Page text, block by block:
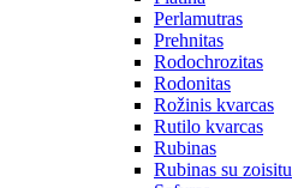
Perlamutras
Prehnitas
Rodochrozitas
Rodonitas
Rožinis kvarcas
Rutilo kvarcas
Rubinas
Rubinas su zoisitu